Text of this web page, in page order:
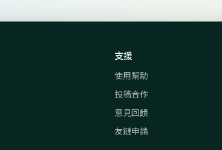
支援
使用幫助
投稿合作
意見回饋
友鏈申請